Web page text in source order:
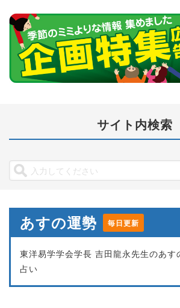
サイト内検索
あすの運勢 毎日更新
東洋易学学会学長 吉田龍永先生のあす
占い